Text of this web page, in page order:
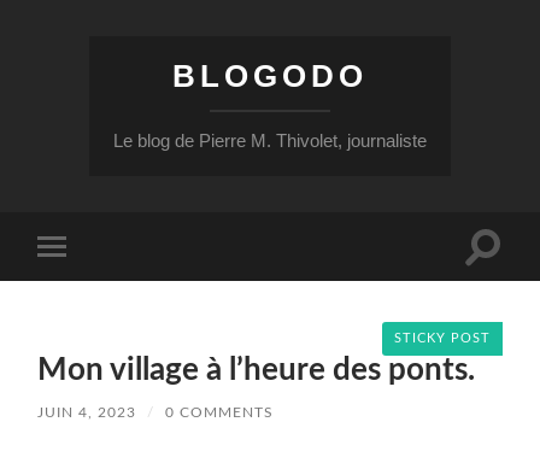
BLOGODO
Le blog de Pierre M. Thivolet, journaliste
mobile
Toggle
STICKY POST
Mon village à l’heure des ponts.
JUIN 4, 2023 / 0 COMMENTS